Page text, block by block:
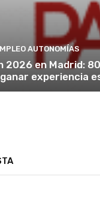
AUTONOMÍAS
2026 en Madrid:
experiencia